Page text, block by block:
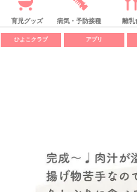
育児グッズ 病気・予防接種 離乳
ひよこクラブ アプリ